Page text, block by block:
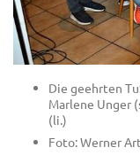
Die geehrten
Marlene Unger
(li.)
Foto: Werner